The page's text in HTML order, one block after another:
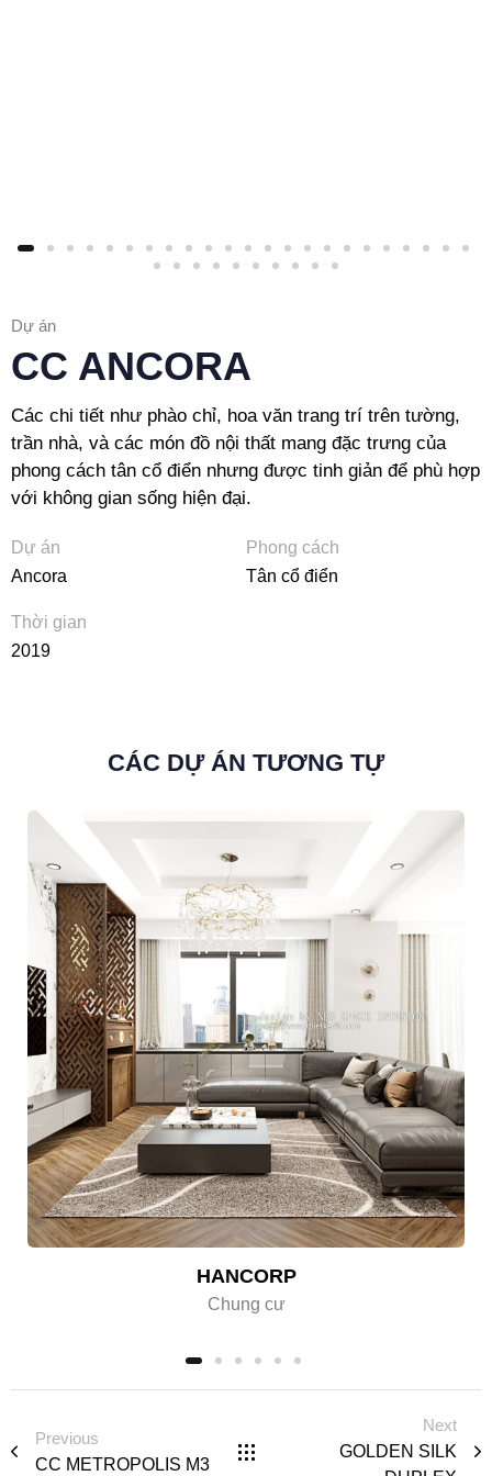
Dự án
CC ANCORA
Các chi tiết như phào chỉ, hoa văn trang trí trên tường,
trần nhà, và các món đồ nội thất mang đặc trưng của
phong cách tân cổ điển nhưng được tinh giản để phù hợp
với không gian sống hiện đại.
Dự án
Ancora
Phong cách
Tân cổ điển
Thời gian
2019
CÁC DỰ ÁN TƯƠNG TỰ
HANCORP
Chung cư
Previous
CC METROPOLIS M3
Next
GOLDEN SILK